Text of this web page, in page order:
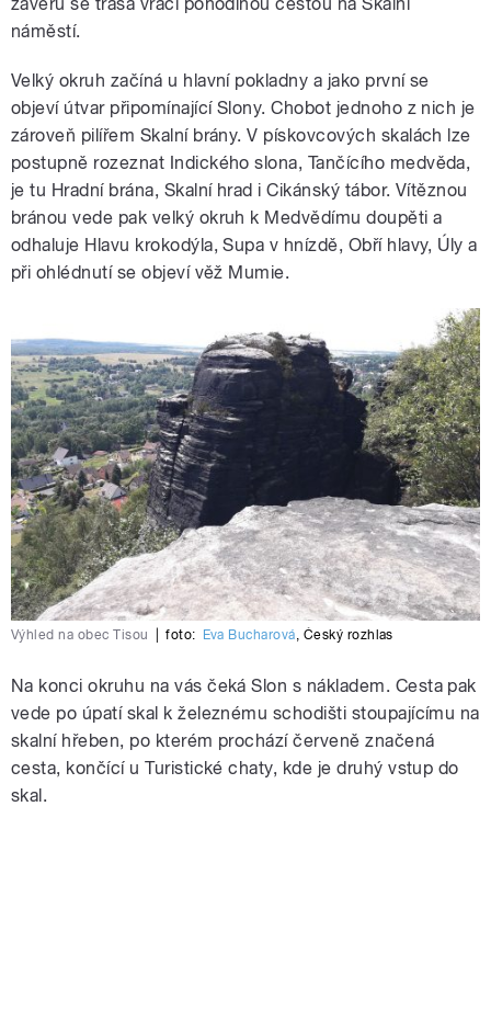
náměstí.
Velký okruh začíná u hlavní pokladny a jako první se
objeví útvar připomínající Slony. Chobot jednoho z nich je
zároveň pilířem Skalní brány. V pískovcových skalách lze
postupně rozeznat Indického slona, Tančícího medvěda,
je tu Hradní brána, Skalní hrad i Cikánský tábor. Vítěznou
bránou vede pak velký okruh k Medvědímu doupěti a
odhaluje Hlavu krokodýla, Supa v hnízdě, Obří hlavy, Úly a
při ohlédnutí se objeví věž Mumie.
Výhled na obec Tisou foto: Eva Bucharová, Český rozhlas
Na konci okruhu na vás čeká Slon s nákladem. Cesta pak
vede po úpatí skal k železnému schodišti stoupajícímu na
skalní hřeben, po kterém prochází červeně značená
cesta, končící u Turistické chaty, kde je druhý vstup do
skal.